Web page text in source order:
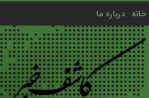
خانه درباره ما